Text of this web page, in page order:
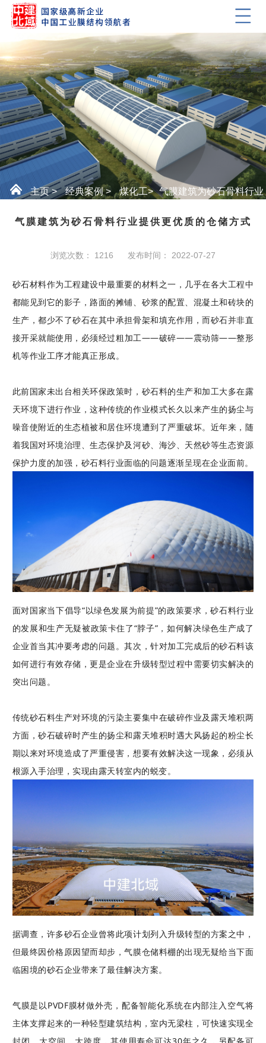
主页> 经典案例> 煤化工> 气膜建筑为砂石骨料行业
气膜建筑为砂石骨料行业提供更优质的仓储方式
浏览次数： 1216 发布时间： 2022-07-27
砂石材料作为工程建设中最重要的材料之一，几乎在各大工程中
都能见到它的影子，路面的摊铺、砂浆的配置、 混凝土和砖块的
生产，都少不了砂石在其中承担骨架和填充作用，而砂石并非直
接开采就能使用，必须经过粗加工——破碎——震动筛——整形
机等作业工序才能真正形成。
此前国家未出台相关环保政策时，砂石料的生产和加工大多在露
天环境下进行作业，这种传统的作业模式长久以来产生的扬尘与
噪音使附近的生态植被和居住环境遭到了严重破坏。 近年来，随
着我国对环境治理、生态保护及河砂、海沙、天然砂等生态资源
保护力度的加强，砂石料行业面临的问题逐渐呈现在企业面前。
面对国家当下倡导“以绿色发展为前提”的政策要求，砂石料行业
的发展和生产无疑被政策卡住了“脖子”，如何解决绿色生产成了
企业首当其冲要考虑的问题。其次，针对加工完成后的砂石料该
如何进行有效存储，更是企业在升级转型过程中需要切实解决的
突出问题。
传统砂石料生产对环境的污染主要集中在破碎作业及露天堆积两
方面，砂石破碎时产生的扬尘和露天堆积时遇大风扬起的粉尘长
期以来对环境造成了严重侵害，想要有效解决这一现象，必须从
根源入手治理，实现由露天转室内的蜕变。
据调查，许多砂石企业曾将此项计划列入升级转型的方案之中，
但最终因价格原因望而却步，气膜仓储料棚的出现无疑给当下面
临困境的砂石企业带来了最佳解决方案。
气膜是以PVDF膜材做外壳，配备智能化系统在内部注入空气将
主体支撑起来的一种轻型建筑结构，室内无梁柱，可快速实现全